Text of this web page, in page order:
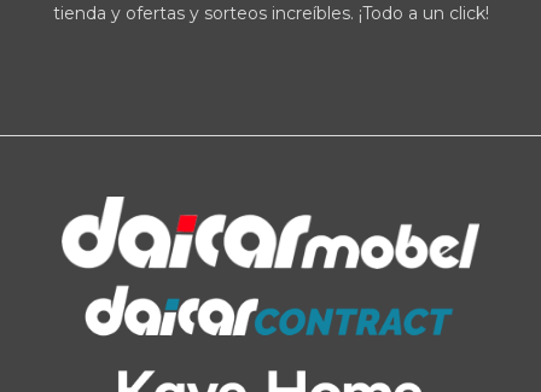
tienda y ofertas y sorteos increíbles. ¡Todo a un click!